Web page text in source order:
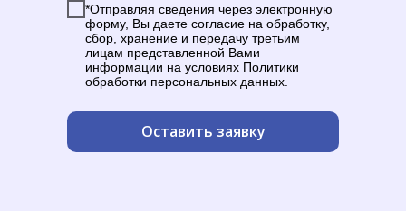
*Отправляя сведения через электронную
форму, Вы даете согласие на обработку,
сбор, хранение и передачу третьим
лицам представленной Вами
информации на условиях Политики
обработки персональных данных.
Оставить заявку